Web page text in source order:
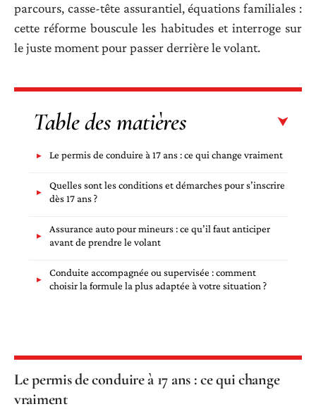
parcours, casse-tête assurantiel, équations familiales :
cette réforme bouscule les habitudes et interroge sur
le juste moment pour passer derrière le volant.
Table des matières
Le permis de conduire à 17 ans : ce qui change vraiment
Quelles sont les conditions et démarches pour s’inscrire
dès 17 ans ?
Assurance auto pour mineurs : ce qu’il faut anticiper
avant de prendre le volant
Conduite accompagnée ou supervisée : comment
choisir la formule la plus adaptée à votre situation ?
Le permis de conduire à 17 ans : ce qui change
vraiment